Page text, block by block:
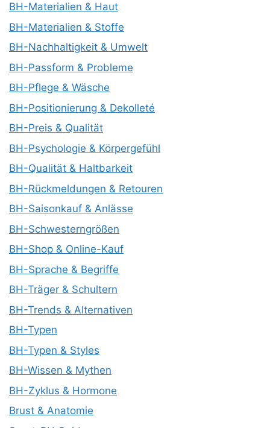
BH-Materialien & Haut
BH-Materialien & Stoffe
BH-Nachhaltigkeit & Umwelt
BH-Passform & Probleme
BH-Pflege & Wäsche
BH-Positionierung & Dekolleté
BH-Preis & Qualität
BH-Psychologie & Körpergefühl
BH-Qualität & Haltbarkeit
BH-Rückmeldungen & Retouren
BH-Saisonkauf & Anlässe
BH-Schwesterngrößen
BH-Shop & Online-Kauf
BH-Sprache & Begriffe
BH-Träger & Schultern
BH-Trends & Alternativen
BH-Typen
BH-Typen & Styles
BH-Wissen & Mythen
BH-Zyklus & Hormone
Brust & Anatomie